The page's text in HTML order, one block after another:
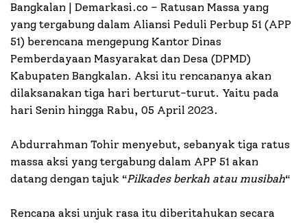
Bangkalan | Demarkasi.co – Ratusan Massa yang
yang tergabung dalam Aliansi Peduli Perbup 51 (APP
51) berencana mengepung Kantor Dinas
Pemberdayaan Masyarakat dan Desa (DPMD)
Kabupaten Bangkalan. Aksi itu rencananya akan
dilaksanakan tiga hari berturut-turut. Yaitu pada
hari Senin hingga Rabu, 05 April 2023.
Abdurrahman Tohir menyebut, sebanyak tiga ratus
massa aksi yang tergabung dalam APP 51 akan
datang dengan tajuk “Pilkadesberkah atau musibah“
Rencana aksi unjuk rasa itu diberitahukan secara